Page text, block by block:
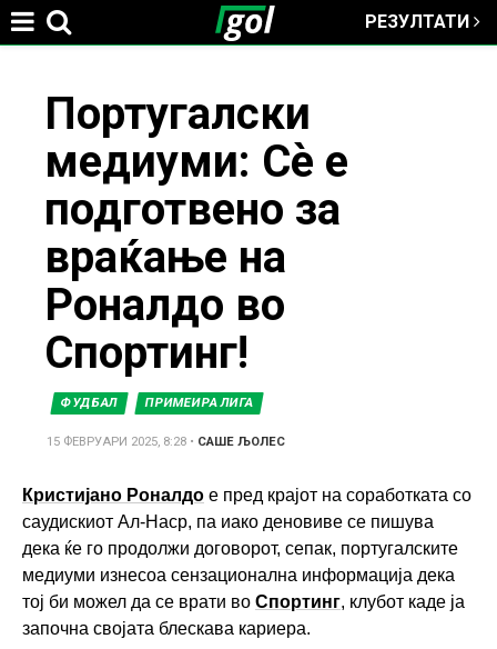
РЕЗУЛТАТИ
here
Португалски
медиуми: Сѐ е
подготвено за
враќање на
Роналдо во
Спортинг!
ФУДБАЛ ПРИМЕИРА ЛИГА
15 ФЕВРУАРИ 2025, 8:28 • САШЕ ЉОЛЕС
Кристијано Роналдо е пред крајот на соработката со
саудискиот Ал-Наср, па иако деновиве се пишува
дека ќе го продолжи договорот, сепак, португалските
медиуми изнесоа сензационална информација дека
тој би можел да се врати во Спортинг, клубот каде ја
започна својата блескава кариера.